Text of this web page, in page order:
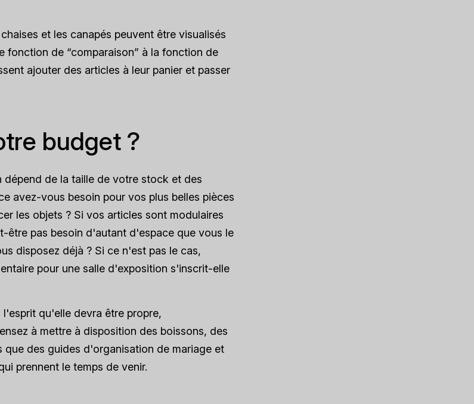
et les canapés peuvent être visualisés
fonction de “comparaison” à la fonction de
ajouter des articles à leur panier et passer
budget ?
de la taille de votre stock et des
avez-vous besoin pour vos plus belles pièces
les objets ? Si vos articles sont modulaires
être pas besoin d'autant d'espace que vous le
disposez déjà ? Si ce n'est pas le cas,
pour une salle d'exposition s'inscrit-elle
qu'elle devra être propre,
à mettre à disposition des boissons, des
que des guides d'organisation de mariage et
prennent le temps de venir.